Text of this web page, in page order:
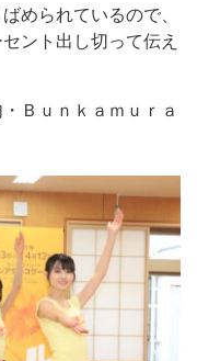
められているので、
ント出し切って伝え
Ｂｕｎｋａｍｕｒａ